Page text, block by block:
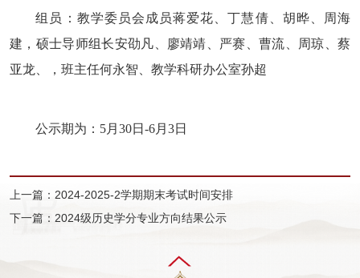
组员：教学委员会成员蒋爱花、丁慧倩、胡晔、周海
建，硕士导师组长安劭凡、廖靖靖、严赛、曹流、周琼、蔡
亚龙、
，班主任何永智、教学科研办公室孙超
公示期为：5月30日-6月3日
上一篇：2024-2025-2学期期末考试时间安排
下一篇：2024级历史学分专业方向结果公示